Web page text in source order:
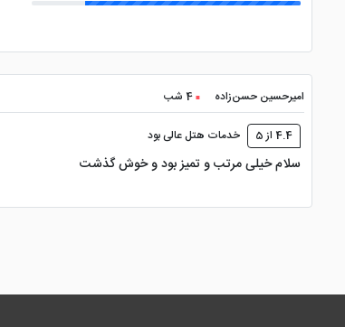
اسمیرنای قدیمی : 5 کیلومتر
فرودگاه مندرس : 15 کیلومتر
قوانین هتل
ورود حیوانات خانگی به داخل
امیرحسین حسن‌زاده 4 شب
4.4 از 5 خدمات هتل عالی بود
سلام خیلی مرتب و تمیز بود و خوش گذشت